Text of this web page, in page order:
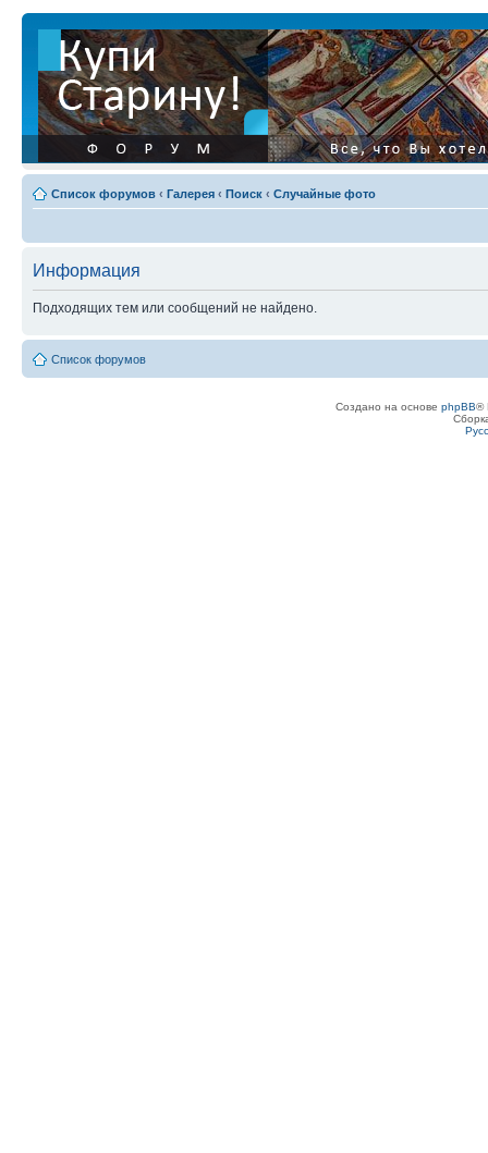
Список форумов ‹ Галерея ‹ Поиск ‹ Случайные фото
Информация
Подходящих тем или сообщений не найдено.
Список форумов
Создано на основе phpBB®